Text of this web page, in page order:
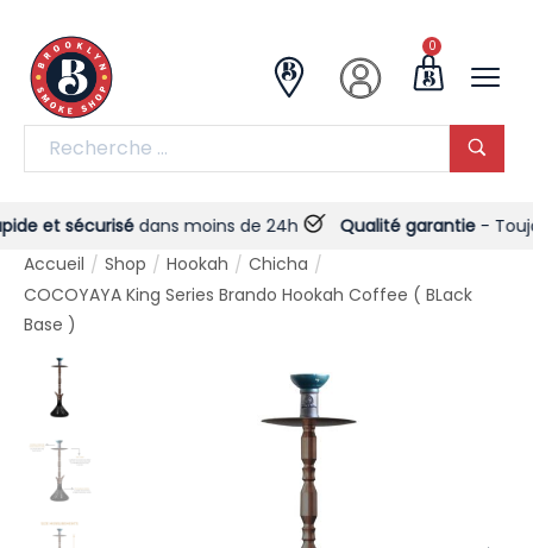
0
et sécurisédans moins de 24h Qualité garantie-
Accueil / Shop / Hookah / Chicha /
COCOYAYA King Series Brando Hookah Coffee ( BLack
Base )